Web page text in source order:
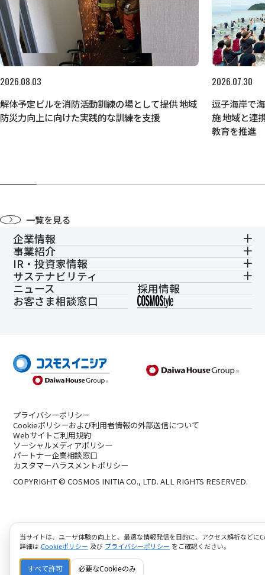
2026.08.03
解体予定ビルを消防活動訓練の場として提供 地域
防災力向上に向けた実践的な訓練を支援
2026.07.30
逗子海岸で
施 地域と連
教育を推進
一覧を見る
企業情報
事業紹介
IR・投資家情報
サステナビリティ
ニュース
採用情報
お客さま相談窓口
プライバシーポリシー
Cookieポリシーおよび利用者情報の外部送信について
Webサイトご利用規約
ソーシャルメディアポリシー
パートナー企業相談窓口
カスタマーハラスメントポリシー
COPYRIGHT © COSMOS INITIA CO., LTD. ALL RIGHTS RESERVED.
当サイトは、ユーザ体験の向上と、最適な情報発信を目的に、アクセス解析などに
詳細は Cookieポリシー 及び プライバシーポリシー をご確認ください。
すべて許可 必要なCookieのみ